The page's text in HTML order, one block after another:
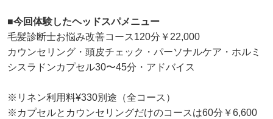
■今回体験したヘッドスパメニュー
毛髪診断士お悩み改善コース120分￥22,000
カウンセリング・頭皮チェック・パーソナルケア・ホルミ
シスラドンカプセル30〜45分・アドバイス
※リネン利用料¥330別途（全コース）
※カプセルとカウンセリングだけのコースは60分￥6,600